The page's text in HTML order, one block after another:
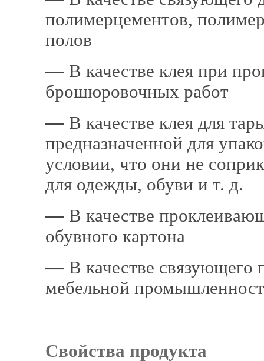
полимерцементов,
полов
― В качестве клея при
брошюровочных работ
― В качестве клея для
предназначен­ной для
условии, что они не
для одежды, обуви и т. д.
― В качестве
обувного картона
― В качестве связующего
мебельной
Свойства продукта